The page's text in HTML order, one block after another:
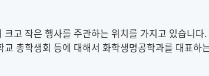
고 작은 행사를 주관하는 위치를 가지고 있습니다
총학생회 등에 대해서 화학생명공학과를 대표하